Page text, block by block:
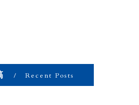
Recent Posts